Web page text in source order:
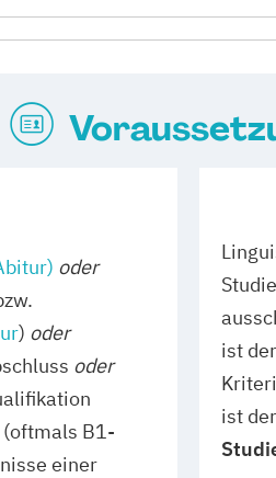
oder
) oder
oder
B1-
einer
ist
ist der